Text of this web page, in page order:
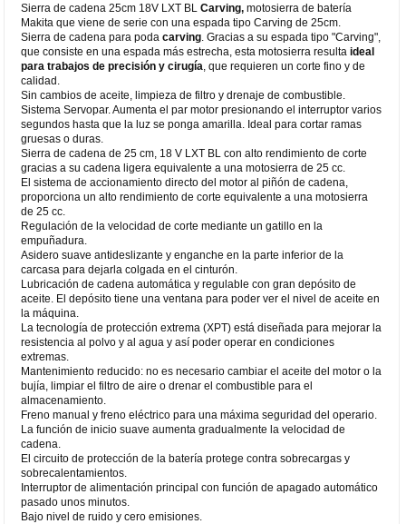
Sierra de cadena 25cm 18V LXT BLCarving,motosierra de batería
Makita que viene de serie con una espada tipo Carving de 25cm.
Sierra de cadena para podacarving . Gracias a su espada tipo "Carving",
que consiste en una espada más estrecha, esta motosierra resultaideal
para trabajos de precisión y cirugía , que requieren un corte fino y de
calidad.
Sin cambios de aceite, limpieza de filtro y drenaje de combustible.
Sistema Servopar. Aumenta el par motor presionando el interruptor varios
segundos hasta que la luz se ponga amarilla. Ideal para cortar ramas
gruesas o duras.
Sierra de cadena de 25 cm, 18 V LXT BL con alto rendimiento de corte
gracias a su cadena ligera equivalente a una motosierra de 25 cc.
El sistema de accionamiento directo del motor al piñón de cadena,
proporciona un alto rendimiento de corte equivalente a una motosierra
de 25 cc.
Regulación de la velocidad de corte mediante un gatillo en la
empuñadura.
Asidero suave antideslizante y enganche en la parte inferior de la
carcasa para dejarla colgada en el cinturón.
Lubricación de cadena automática y regulable con gran depósito de
aceite. El depósito tiene una ventana para poder ver el nivel de aceite en
la máquina.
La tecnología de protección extrema (XPT) está diseñada para mejorar la
resistencia al polvo y al agua y así poder operar en condiciones
extremas.
Mantenimiento reducido: no es necesario cambiar el aceite del motor o la
bujía, limpiar el filtro de aire o drenar el combustible para el
almacenamiento.
Freno manual y freno eléctrico para una máxima seguridad del operario.
La función de inicio suave aumenta gradualmente la velocidad de
cadena.
El circuito de protección de la batería protege contra sobrecargas y
sobrecalentamientos.
Interruptor de alimentación principal con función de apagado automático
pasado unos minutos.
Bajo nivel de ruido y cero emisiones.